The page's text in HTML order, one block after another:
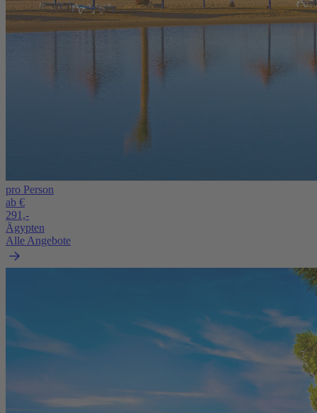
pro Person
ab €
291,-
Ägypten
Alle Angebote